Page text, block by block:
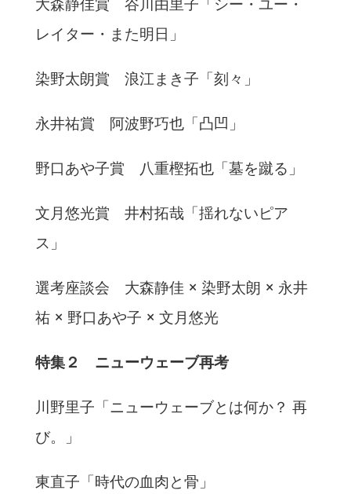
レイター・また明日」
染野太朗賞 浪江まき子「刻々」
永井祐賞 阿波野巧也「凸凹」
野口あや子賞 八重樫拓也「墓を蹴る」
文月悠光賞 井村拓哉「揺れないピア
ス」
選考座談会 大森静佳 × 染野太朗 × 永井
祐 × 野口あや子 × 文月悠光
特集２ ニューウェーブ再考​
川野里子「ニューウェーブとは何か？ 再
び。」
東直子「時代の血肉と骨」